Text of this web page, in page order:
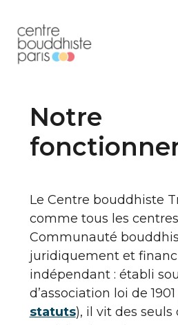
Notre
Le Centre bouddhiste
comme tous les
Communauté
juridiquement et
indépendant : établi
d’association loi de 1901
statuts), il vit des seuls